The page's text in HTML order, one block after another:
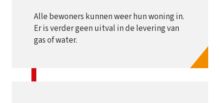
Alle bewoners kunnen weer hun woning in.
Er is verder geen uitval in de levering van
gas of water.